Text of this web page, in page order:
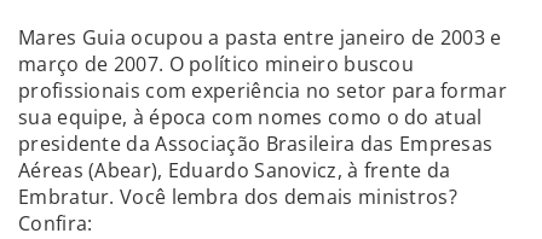
Mares Guia ocupou a pasta entre janeiro de 2003 e
março de 2007. O político mineiro buscou
profissionais com experiência no setor para formar
sua equipe, à época com nomes como o do atual
presidente da Associação Brasileira das Empresas
Aéreas (Abear), Eduardo Sanovicz, à frente da
Embratur. Você lembra dos demais ministros?
Confira: